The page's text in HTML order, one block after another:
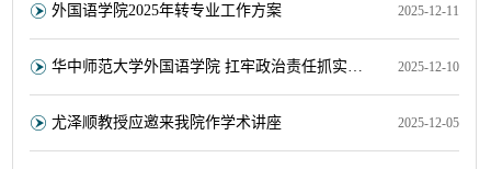
外国语学院2025年转专业工作方案 2025-12-11
华中师范大学外国语学院 扛牢政治责任抓实巡察整改 凝心聚力推动高质量发展 2025-12-10
尤泽顺教授应邀来我院作学术讲座 2025-12-05